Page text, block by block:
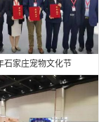
石家庄宠物文化节